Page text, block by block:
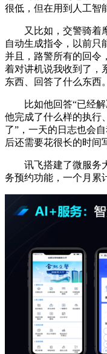
很低，但在用到人工智
又比如，交警骑着摩
自动生成指令，以前只
并且，路警所有的回令
着对讲机说我收到了，
东西、回答了什么东西。
比如他回答“已经解
他完成了什么样的执行
了”，一天的日志也会
后还需要花很长的时间
讯飞搭建了微服务大
务预约功能，一个月累